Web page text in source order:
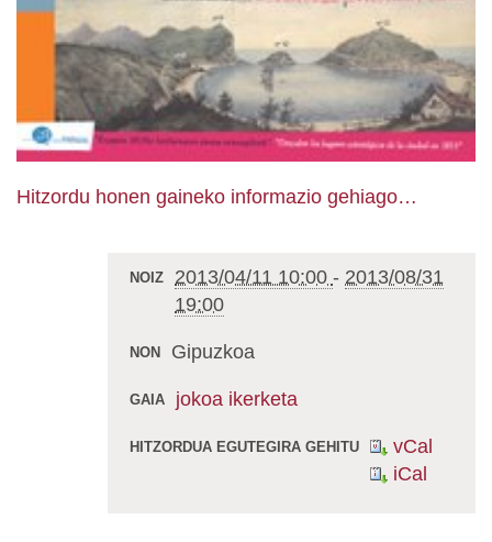
Hitzordu honen gaineko informazio gehiago…
NOIZ 2013/04/11 10:00 - 2013/08/31
19:00
NON Gipuzkoa
GAIA jokoa ikerketa
HITZORDUA EGUTEGIRA GEHITU
vCal
iCal